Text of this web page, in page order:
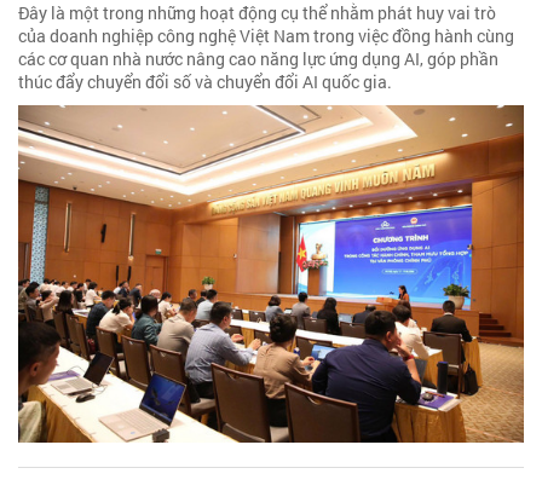
Đây là một trong những hoạt động cụ thể nhằm phát huy vai trò
của doanh nghiệp công nghệ Việt Nam trong việc đồng hành cùng
các cơ quan nhà nước nâng cao năng lực ứng dụng AI, góp phần
thúc đẩy chuyển đổi số và chuyển đổi AI quốc gia.